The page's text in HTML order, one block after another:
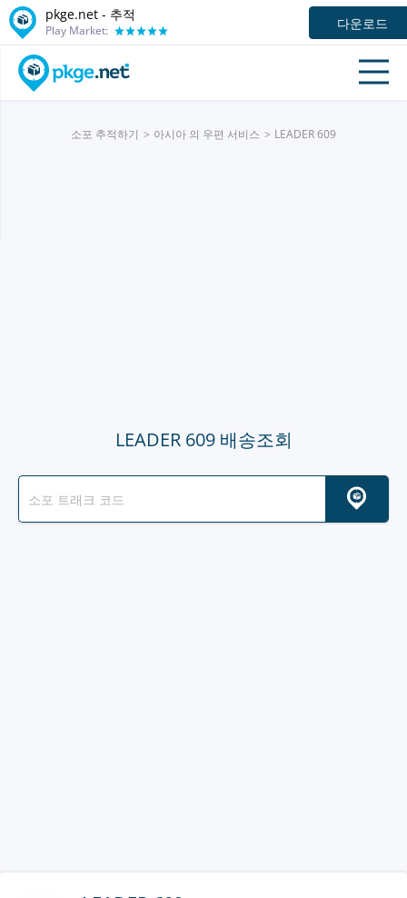
pkge.net - 추적
Play Market: 다운로드
소포 추적하기 아시아 의 우편 서비스 LEADER 609
LEADER 609 배송조회